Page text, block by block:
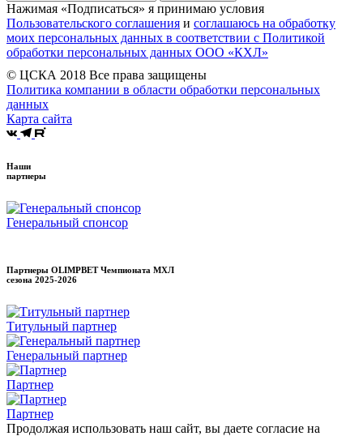
Нажимая «Подписаться» я принимаю условия
Пользовательского соглашения и соглашаюсь на обработку
моих персональных данных в соответствии с Политикой
обработки персональных данных ООО «КХЛ»
© ЦСКА 2018 Все права защищены
Политика компании в области обработки персональных
данных
Карта сайта
Наши
партнеры
Генеральный спонсор
Партнеры OLIMPBET Чемпионата МХЛ
сезона 2025-2026
Титульный партнер
Генеральный партнер
Партнер
Партнер
Продолжая использовать наш сайт, вы даете согласие на